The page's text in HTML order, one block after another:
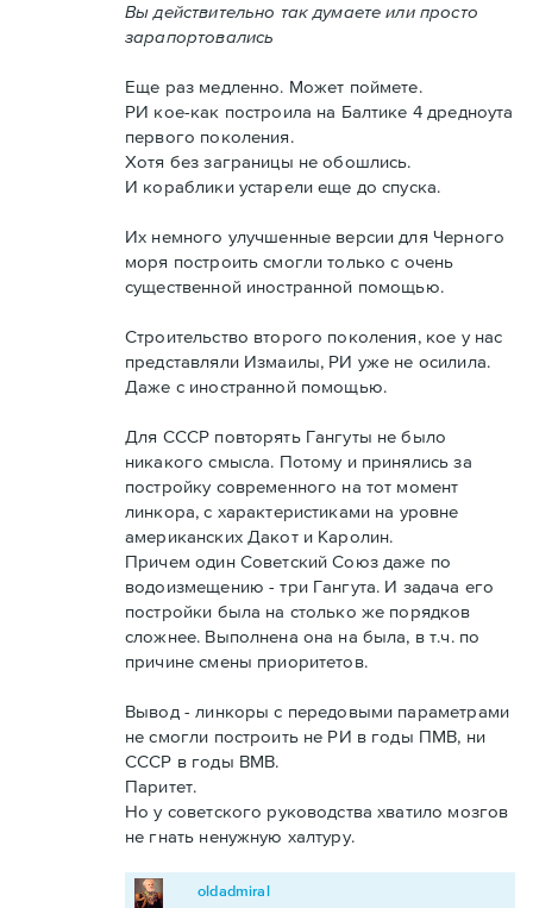
Вы действительно так думаете или просто
зарапортовались
Еще раз медленно. Может поймете.
РИ кое-как построила на Балтике 4 дредноута
первого поколения.
Хотя без заграницы не обошлись.
И кораблики устарели еще до спуска.
Их немного улучшенные версии для Черного
моря построить смогли только с очень
существенной иностранной помощью.
Строительство второго поколения, кое у нас
представляли Измаилы, РИ уже не осилила.
Даже с иностранной помощью.
Для СССР повторять Гангуты не было
никакого смысла. Потому и принялись за
постройку современного на тот момент
линкора, с характеристиками на уровне
американских Дакот и Каролин.
Причем один Советский Союз даже по
водоизмещению - три Гангута. И задача его
постройки была на столько же порядков
сложнее. Выполнена она на была, в т.ч. по
причине смены приоритетов.
Вывод - линкоры с передовыми параметрами
не смогли построить не РИ в годы ПМВ, ни
СССР в годы ВМВ.
Паритет.
Но у советского руководства хватило мозгов
не гнать ненужную халтуру.
oldadmiral